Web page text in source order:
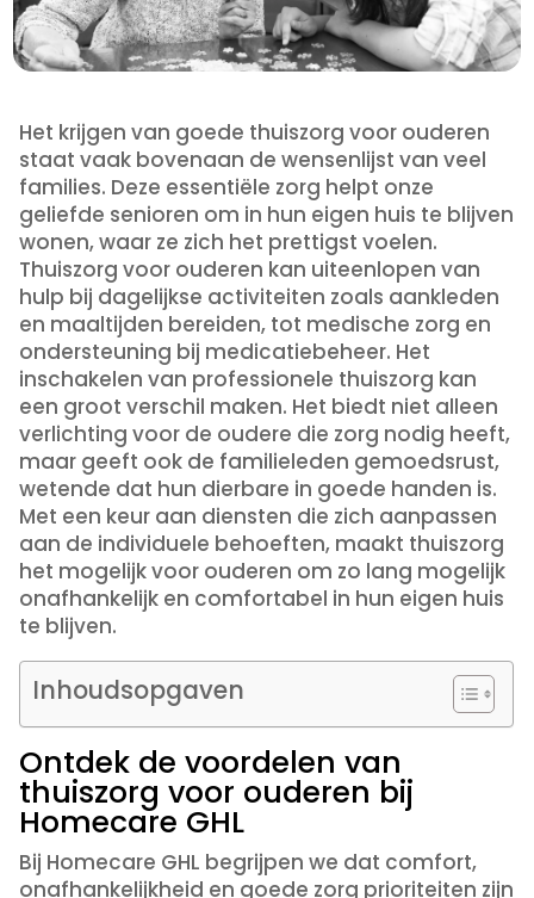
Het krijgen van goede thuiszorg voor ouderen
staat vaak bovenaan de wensenlijst van veel
families. Deze essentiële zorg helpt onze
geliefde senioren om in hun eigen huis te blijven
wonen, waar ze zich het prettigst voelen.
Thuiszorg voor ouderen kan uiteenlopen van
hulp bij dagelijkse activiteiten zoals aankleden
en maaltijden bereiden, tot medische zorg en
ondersteuning bij medicatiebeheer. Het
inschakelen van professionele thuiszorg kan
een groot verschil maken. Het biedt niet alleen
verlichting voor de oudere die zorg nodig heeft,
maar geeft ook de familieleden gemoedsrust,
wetende dat hun dierbare in goede handen is.
Met een keur aan diensten die zich aanpassen
aan de individuele behoeften, maakt thuiszorg
het mogelijk voor ouderen om zo lang mogelijk
onafhankelijk en comfortabel in hun eigen huis
te blijven.
Inhoudsopgaven
Ontdek de voordelen van
thuiszorg voor ouderen bij
Homecare GHL
Bij Homecare GHL begrijpen we dat comfort,
onafhankelijkheid en goede zorg prioriteiten zijn